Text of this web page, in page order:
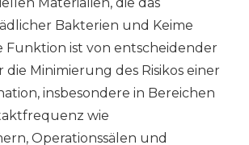
Bakterien und Keime
Funktion ist von entscheidender
Minimierung des Risikos einer
insbesondere in Bereichen
wie
Operationssälen und